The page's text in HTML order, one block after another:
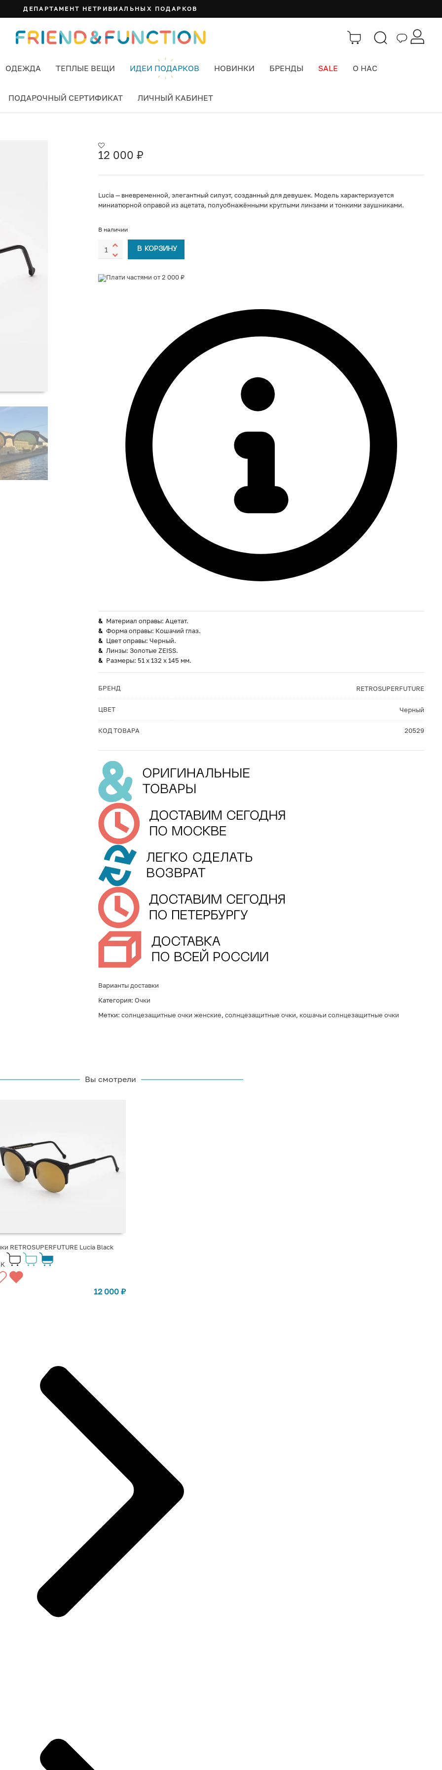
ДЕПАРТАМЕНТ НЕТРИВИАЛЬНЫХ ПОДАРКОВ
ОДЕЖДА ТЕПЛЫЕ ВЕЩИ ИДЕИ ПОДАРКОВ НОВИНКИ БРЕНДЫ SALE О НАС
ПОДАРОЧНЫЙ СЕРТИФИКАТ ЛИЧНЫЙ КАБИНЕТ
12 000 ₽
Lucia — вневременной, элегантный силуэт, созданный для девушек. Модель характеризуется
миниатюрной оправой из ацетата, полуобнажёнными круглыми линзами и тонкими заушниками.
В наличии
В КОРЗИНУ
Плати частями от 2 000 ₽
Материал оправы: Ацетат.
Форма оправы: Кошачий глаз.
Цвет оправы: Черный.
Линзы: Золотые ZEISS.
Размеры: 51 х 132 х 145 мм.
БРЕНД RETROSUPERFUTURE
ЦВЕТ Черный
КОД ТОВАРА 20529
Варианты доставки
Категория: Очки
Метки: солнцезащитные очки женские, солнцезащитные очки, кошачьи солнцезащитные очки
Вы смотрели
RETROSUPERFUTURE Lucia Black
12 000₽